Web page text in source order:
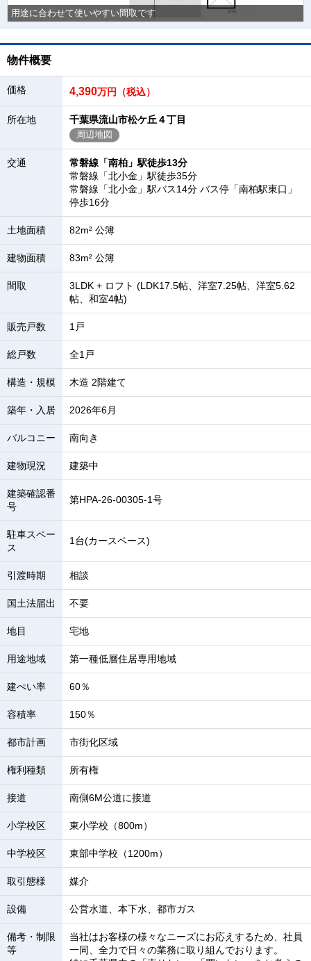
用途に合わせて使いやすい間取です
物件概要
価格 4,390万円（税込）
所在地 千葉県流山市松ケ丘４丁目
周辺地図
交通
常磐線「南柏」駅徒歩13分
常磐線「北小金」駅徒歩35分
常磐線「北小金」駅バス14分 バス停「南柏駅東口」
停歩16分
土地面積 82m² 公簿
建物面積 83m² 公簿
間取
3LDK + ロフト (LDK17.5帖、洋室7.25帖、洋室5.62
帖、和室4帖)
販売戸数 1戸
総戸数 全1戸
構造・規模 木造 2階建て
築年・入居 2026年6月
バルコニー 南向き
建物現況 建築中
建築確認番
号
第HPA-26-00305-1号
駐車スペー
ス
1台(カースペース)
引渡時期 相談
国土法届出 不要
地目 宅地
用途地域 第一種低層住居専用地域
建ぺい率 60％
容積率 150％
都市計画 市街化区域
権利種類 所有権
接道 南側6M公道に接道
小学校区 東小学校（800m）
中学校区 東部中学校（1200m）
取引態様 媒介
設備 公営水道、本下水、都市ガス
備考・制限
等
当社はお客様の様々なニーズにお応えするため、社員
一同、全力で日々の業務に取り組んでおります。